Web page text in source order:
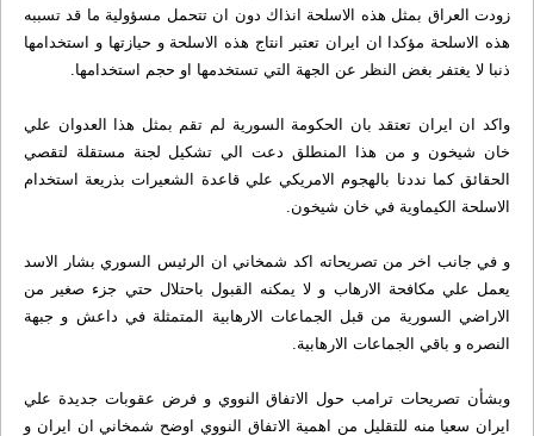
زودت العراق بمثل هذه الاسلحة انذاك دون ان تتحمل مسؤولية ما قد تسببه
هذه الاسلحة مؤكدا ان ايران تعتبر انتاج هذه الاسلحة و حيازتها و استخدامها
ذنبا لا يغتفر بغض النظر عن الجهة التي تستخدمها او حجم استخدامها.
واكد ان ايران تعتقد بان الحكومة السورية لم تقم بمثل هذا العدوان علي
خان شيخون و من هذا المنطلق دعت الي تشكيل لجنة مستقلة لتقصي
الحقائق كما نددنا بالهجوم الامريكي علي قاعدة الشعيرات بذريعة استخدام
الاسلحة الكيماوية في خان شيخون.
و في جانب اخر من تصريحاته اكد شمخاني ان الرئيس السوري بشار الاسد
يعمل علي مكافحة الارهاب و لا يمكنه القبول باحتلال حتي جزء صغير من
الاراضي السورية من قبل الجماعات الارهابية المتمثلة في داعش و جبهة
النصره و باقي الجماعات الارهابية.
وبشأن تصريحات ترامب حول الاتفاق النووي و فرض عقوبات جديدة علي
ايران سعيا منه للتقليل من اهمية الاتفاق النووي اوضح شمخاني ان ايران و